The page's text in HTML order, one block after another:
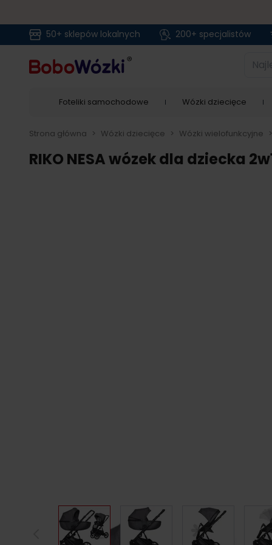
50+ sklepów lokalnych 200+ specjalistów
Foteliki samochodowe Wózki dziecięce
Strona główna > Wózki dziecięce > Wózki wielofunkcyjne >
RIKO NESA wózek dla dziecka